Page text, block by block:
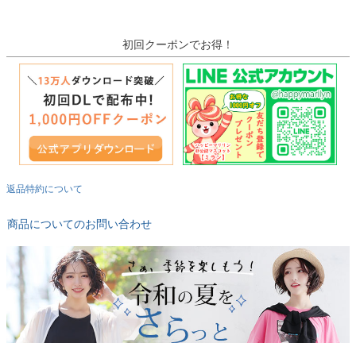
初回クーポンでお得！
返品特約について
商品についてのお問い合わせ